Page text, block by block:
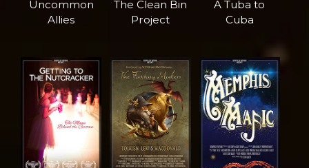
Uncommon
Allies
The Clean Bin
Project
A Tuba to
Cuba